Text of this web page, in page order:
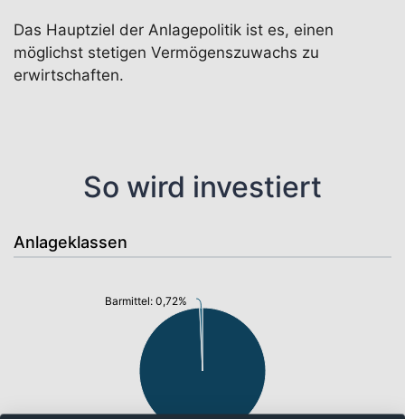
Das Hauptziel der Anlagepolitik ist es, einen
möglichst stetigen Vermögenszuwachs zu
erwirtschaften.
So wird investiert
Anlageklassen
Barmittel: 0,72%